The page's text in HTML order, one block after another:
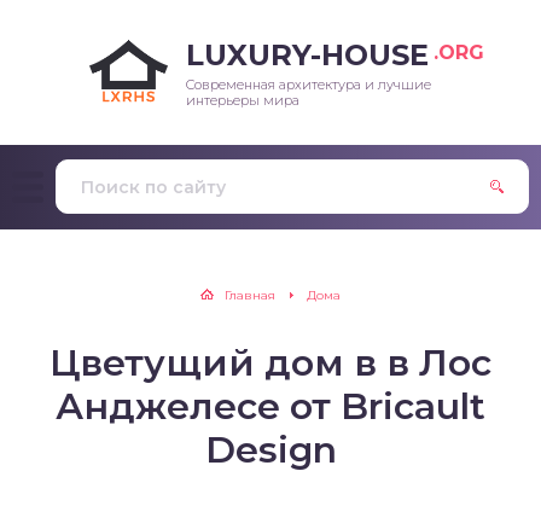
LUXURY-HOUSE .ORG
Современная архитектура и лучшие
интерьеры мира
Главная Дома
Цветущий дом в в Лос
Анджелесе от Bricault
Design